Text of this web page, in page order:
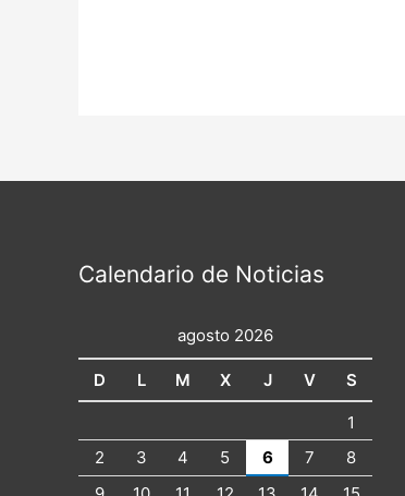
Calendario de Noticias
agosto 2026
D L M X J V S
1
2
3 4 5 6 7
8